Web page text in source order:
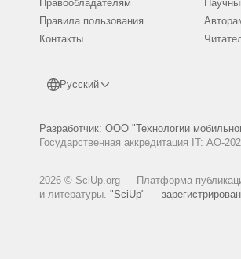
Правообладателям
Правила пользования
Контакты
Русский
Разработчик: ООО "Технологии
Государственная аккредитация IT: АО-
2026 © SciUp.org — Платформа
и литературы. "SciUp" —